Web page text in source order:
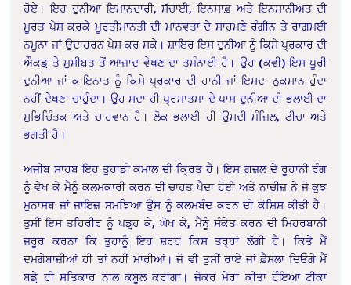
ਹੋਏ। ਇਹ ਦੁਨੀਆ ਇਮਾਨਦਾਰੀ, ਸੱਚਾਈ, ਇਨਸਾਫ਼ ਅਤੇ ਇਨਸਾਨੀਅਤ ਦੀ
ਮੂਰਤ ਪੇਸ਼ ਕਰਕੇ ਮੂਰਤੀਮਾਨਤੀ ਦੀ ਮਾਨਵਤਾ ਦੇ ਸਾਹਮਣੇ ਰੰਗੀਨ ਤੇ ਰਾਗਮਈ
ਨਮੂਨਾ ਜਾਂ ਉਦਾਹਰਨ ਪੇਸ਼ ਕਰ ਸਕੇ। ਸ਼ਾਇਰ ਇਸ ਦੁਨੀਆ ਨੂੰ ਕਿਸੇ ਪ੍ਰਕਾਰ ਦੀ
ਔਕਡ਼ ਤੇ ਮੁਸੀਬਤ ਤੋਂ ਆਜ਼ਾਦ ਵੇਖਣ ਦਾ ਤਮੰਨਾਈ ਹੈ। ਉਹ (ਕਵੀ) ਇਸ ਪੂਰੀ
ਦੁਨੀਆ ਜਾਂ ਕਾਇਨਾਤ ਨੂੰ ਕਿਸੇ ਪ੍ਰਕਾਰ ਦੀ ਹਾਨੀ ਜਾਂ ਇਸਦਾ ਨੁਕਸਾਨ ਹੁੰਦਾ
ਨਹੀਂ ਦੇਖਣਾ ਚਾਹੁੰਦਾ। ਉਹ ਸਦਾ ਹੀ ਪ੍ਰਮਾਤਮਾ ਦੇ ਪਾਸ ਦੁਨੀਆ ਦੀ ਭਲਾਈ ਦਾ
ਸ਼ੁਭਿਚਿੰਤਕ ਅਤੇ ਚਾਹਵਾਨ ਹੈ। ਲੋਕ ਭਲਾਈ ਹੀ ਉਸਦੀ ਮੰਜ਼ਿਲ, ਟੀਚਾ ਅਤੇ
ਭਗਤੀ ਹੈ।
ਅਜੀਬ ਸਾਹਬ ਇਹ ਤੁਹਾਡੀ ਕਮਾਲ ਦੀ ਕ੍ਰਿਤ ਹੈ। ਇਸ ਗ਼ਜ਼ਲ ਦੇ ਰੂਹਾਨੀ ਰੰਗ
ਨੂੰ ਵੇਖ ਕੇ ਮੈਨੂੰ ਕਲਮਕਾਰੀ ਕਰਨ ਦੀ ਚਾਹਤ ਪੈਦਾ ਹੋਈ ਅਤੇ ਨਾਚੀਜ਼ ਨੇ ਜੋ ਕੁਝ
ਮੁਨਾਸਬ ਜਾਂ ਜਾਇਜ਼ ਸਮਝਿਆ ਉਸ ਨੂੰ ਕਲਮਬੰਦ ਕਰਨ ਦੀ ਕੋਸ਼ਿਸ਼ ਕੀਤੀ ਹੈ।
ਤੁਸੀਂ ਇਸ ਤਹਿਰੀਰ ਨੂੰ ਪਡ਼੍ਹ ਕੇ, ਘੋਖ ਕੇ, ਮੈਨੂੰ ਸੰਕੇਤ ਕਰਨ ਦੀ ਮਿਹਰਬਾਨੀ
ਜ਼ਰੂਰ ਕਰਨਾ ਕਿ ਤੁਹਾਨੂੰ ਇਹ ਸ਼ਰਹ ਕਿਸ ਤਰ੍ਹਾਂ ਲੱਗੀ ਹੈ। ਕਿਤੇ ਮੈਂ
ਦਮਗੇਬਾਜ਼ੀਆਂ ਹੀ ਤਾਂ ਨਹੀਂ ਮਾਰੀਆਂ। ਜੋ ਵੀ ਤੁਸੀਂ ਰਾਏ ਜਾਂ ਫ਼ੈਸਲਾ ਦਿਓਗੇ ਮੈਂ
ਬਡ਼ੇ ਹੀ ਸਤਿਕਾਰ ਨਾਲ ਕਬੂਲ ਕਰਾਂਗਾ। ਜੇਕਰ ਮੇਰਾ ਕੀਤਾ ਹੋੰਇਆ ਟੀਕਾ